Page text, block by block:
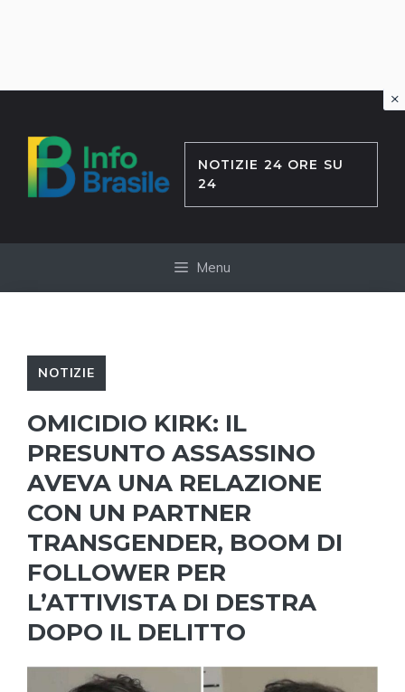
contenuto
NOTIZIE 24 ORE SU
24
Menu
NOTIZIE
OMICIDIO KIRK: IL
PRESUNTO ASSASSINO
AVEVA UNA RELAZIONE
CON UN PARTNER
TRANSGENDER, BOOM DI
FOLLOWER PER
L’ATTIVISTA DI DESTRA
DOPO IL DELITTO
×